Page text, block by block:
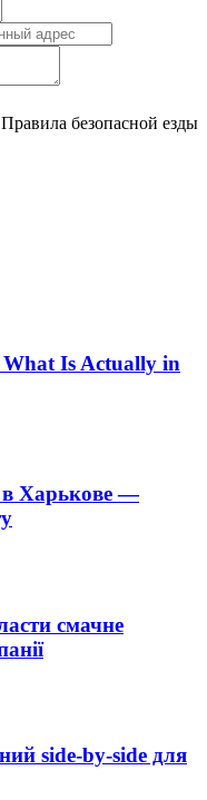
Правила безопасной езды
Is Actually in
в Харькове —
смачне
side-by-side для